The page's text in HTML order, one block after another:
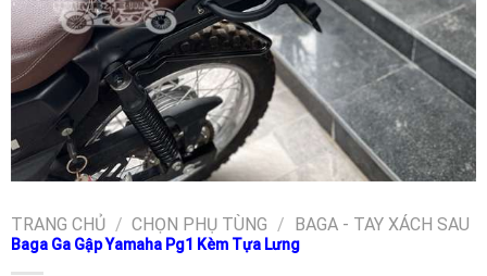
TRANG CHỦ / CHỌN PHỤ TÙNG / BAGA - TAY XÁCH SAU
Baga Ga Gập Yamaha Pg1 Kèm Tựa Lưng